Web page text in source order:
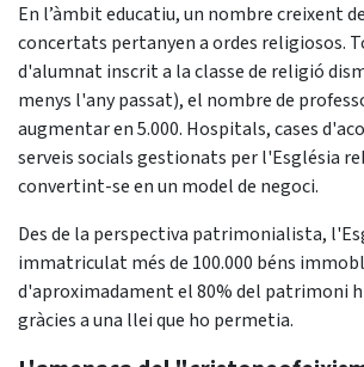
En l’àmbit educatiu, un nombre creixent
concertats pertanyen a ordes religiosos.
d'alumnat inscrit a la classe de religió
menys l'any passat), el nombre de
augmentar en 5.000. Hospitals, cases
serveis socials gestionats per l'Església
convertint-se en un model de negoci.
Des de la perspectiva patrimonialista,
immatriculat més de 100.000 béns
d'aproximadament el 80% del patrimoni
gràcies a una llei que ho permetia.